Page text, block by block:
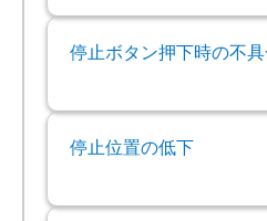
停止ボタン押下時の不具
停止位置の低下